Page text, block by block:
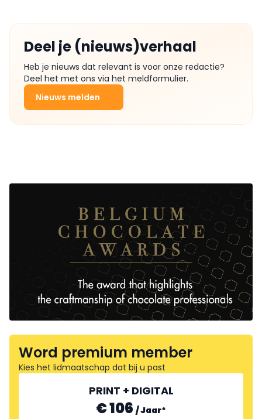
Deel je (nieuws)verhaal
Heb je nieuws dat relevant is voor onze redactie?
Deel het met ons via het meldformulier.
Nieuws melden
Word premium member
Kies het lidmaatschap dat bij u past
PRINT + DIGITAL
€ 106 /Jaar*